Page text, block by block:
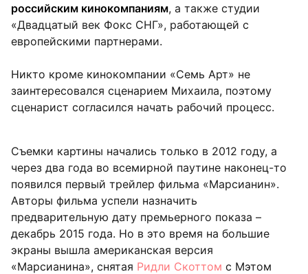
российским кинокомпаниям, а также студии
«Двадцатый век Фокс СНГ», работающей с
европейскими партнерами.
Никто кроме кинокомпании «Семь Арт» не
заинтересовался сценарием Михаила, поэтому
сценарист согласился начать рабочий процесс.
Съемки картины начались только в 2012 году, а
через два года во всемирной паутине наконец-то
появился первый трейлер фильма «Марсианин».
Авторы фильма успели назначить
предварительную дату премьерного показа –
декабрь 2015 года. Но в это время на большие
экраны вышла американская версия
«Марсианина», снятая Ридли Скоттом с Мэтом